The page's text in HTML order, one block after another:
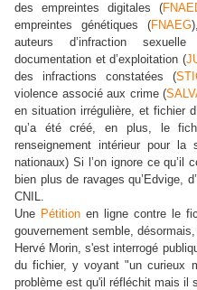
des empreintes digitales (
empreintes génétiques (FNAEG
auteurs d’infraction
documentation et d’exploitation (
des infractions constatées (
violence associé aux crime (
en situation irrégulière, et fichier
qu’a été créé, en plus, le
renseignement intérieur pour
nationaux) Si l’on ignore ce qu’il
bien plus de ravages qu’Edvige,
CNIL.
Une Pétition en ligne contre le
gouvernement semble, désormais,
Hervé Morin, s'est interrogé
du fichier, y voyant "un curieux
problème est qu'il réfléchit mais il